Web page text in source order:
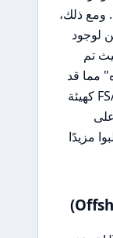
ومع ذلك،
لوجود
تم
مما قد
يدل على مخاطر محتملة. إن سمعة FSA كهيئة
مزيدًا